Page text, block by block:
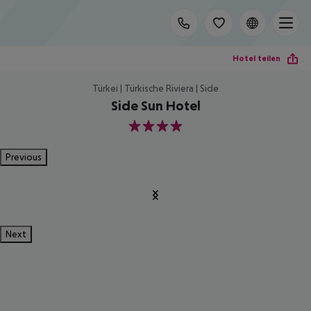
Hotel teilen
Türkei | Türkische Riviera | Side
Side Sun Hotel
4
Previous
Next